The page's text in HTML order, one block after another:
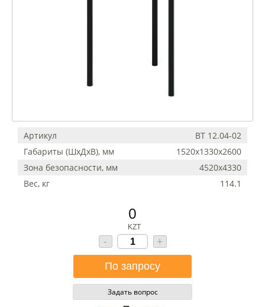
Артикул
ВТ 12.04-02
Габариты (ШхДхВ), мм
1520х1330х2600
Зона безопасности, мм
4520х4330
Вес, кг
114.1
0
KZT
- +
Задать вопрос